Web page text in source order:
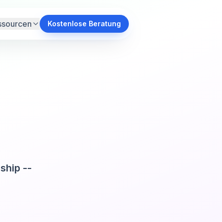
Kostenlose Beratung
--